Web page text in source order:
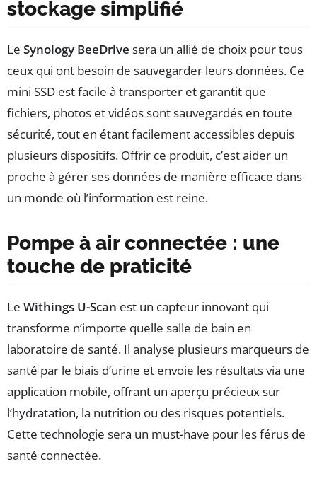
stockage simplifié
Le Synology BeeDrive sera un allié de choix pour tous
ceux qui ont besoin de sauvegarder leurs données. Ce
mini SSD est facile à transporter et garantit que
fichiers, photos et vidéos sont sauvegardés en toute
sécurité, tout en étant facilement accessibles depuis
plusieurs dispositifs. Offrir ce produit, c’est aider un
proche à gérer ses données de manière efficace dans
un monde où l’information est reine.
Pompe à air connectée : une
touche de praticité
Le Withings U-Scan est un capteur innovant qui
transforme n’importe quelle salle de bain en
laboratoire de santé. Il analyse plusieurs marqueurs de
santé par le biais d’urine et envoie les résultats via une
application mobile, offrant un aperçu précieux sur
l’hydratation, la nutrition ou des risques potentiels.
Cette technologie sera un must-have pour les férus de
santé connectée.